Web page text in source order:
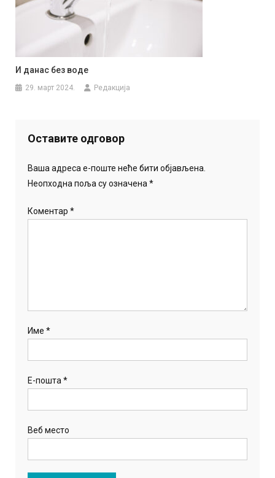
И данас без воде
29. март 2024. Редакција
Оставите одговор
Ваша адреса е-поште неће бити објављена.
Неопходна поља су означена*
Коментар*
Име*
Е-пошта*
Веб место